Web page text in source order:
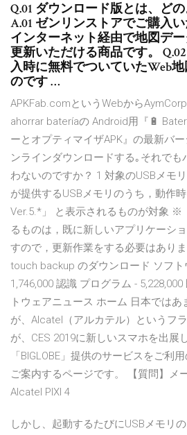
Q.01 ダウンロード版とは、ど
A.01 ゼンリンストアでご購入い
インターネット経由で地図デー
更新いただける商品です。
入時に無料でついていたWeb
のです …
APKFab.comというWebから
ahorrar bateríaの Android用『🔋
ーとオプティマイザAPK』の最新バ
ンラインダウンロードする｡それで
わないのですか？ 1 対象のUSBメモ
が提供するUSBメモリのうち，動作
Ver.5.*」 と表示されるものが対象 ※
るものは，既に新しいアプリケーシ
すので，更新作業をする必要はあり
touch backup のダウンロード ソフ
1,746,000 認識 プログラム -
トウェアニュース ホーム 日本では
が、Alcatel（アルカテル）というフ
が、CES 2019に新しいスマホを出展
「BIGLOBE」提供のサービスをご利
ご案内するページです。 【質問】メ
Alcatel PIXI 4
しかし、起動するたびにUSBメモリ